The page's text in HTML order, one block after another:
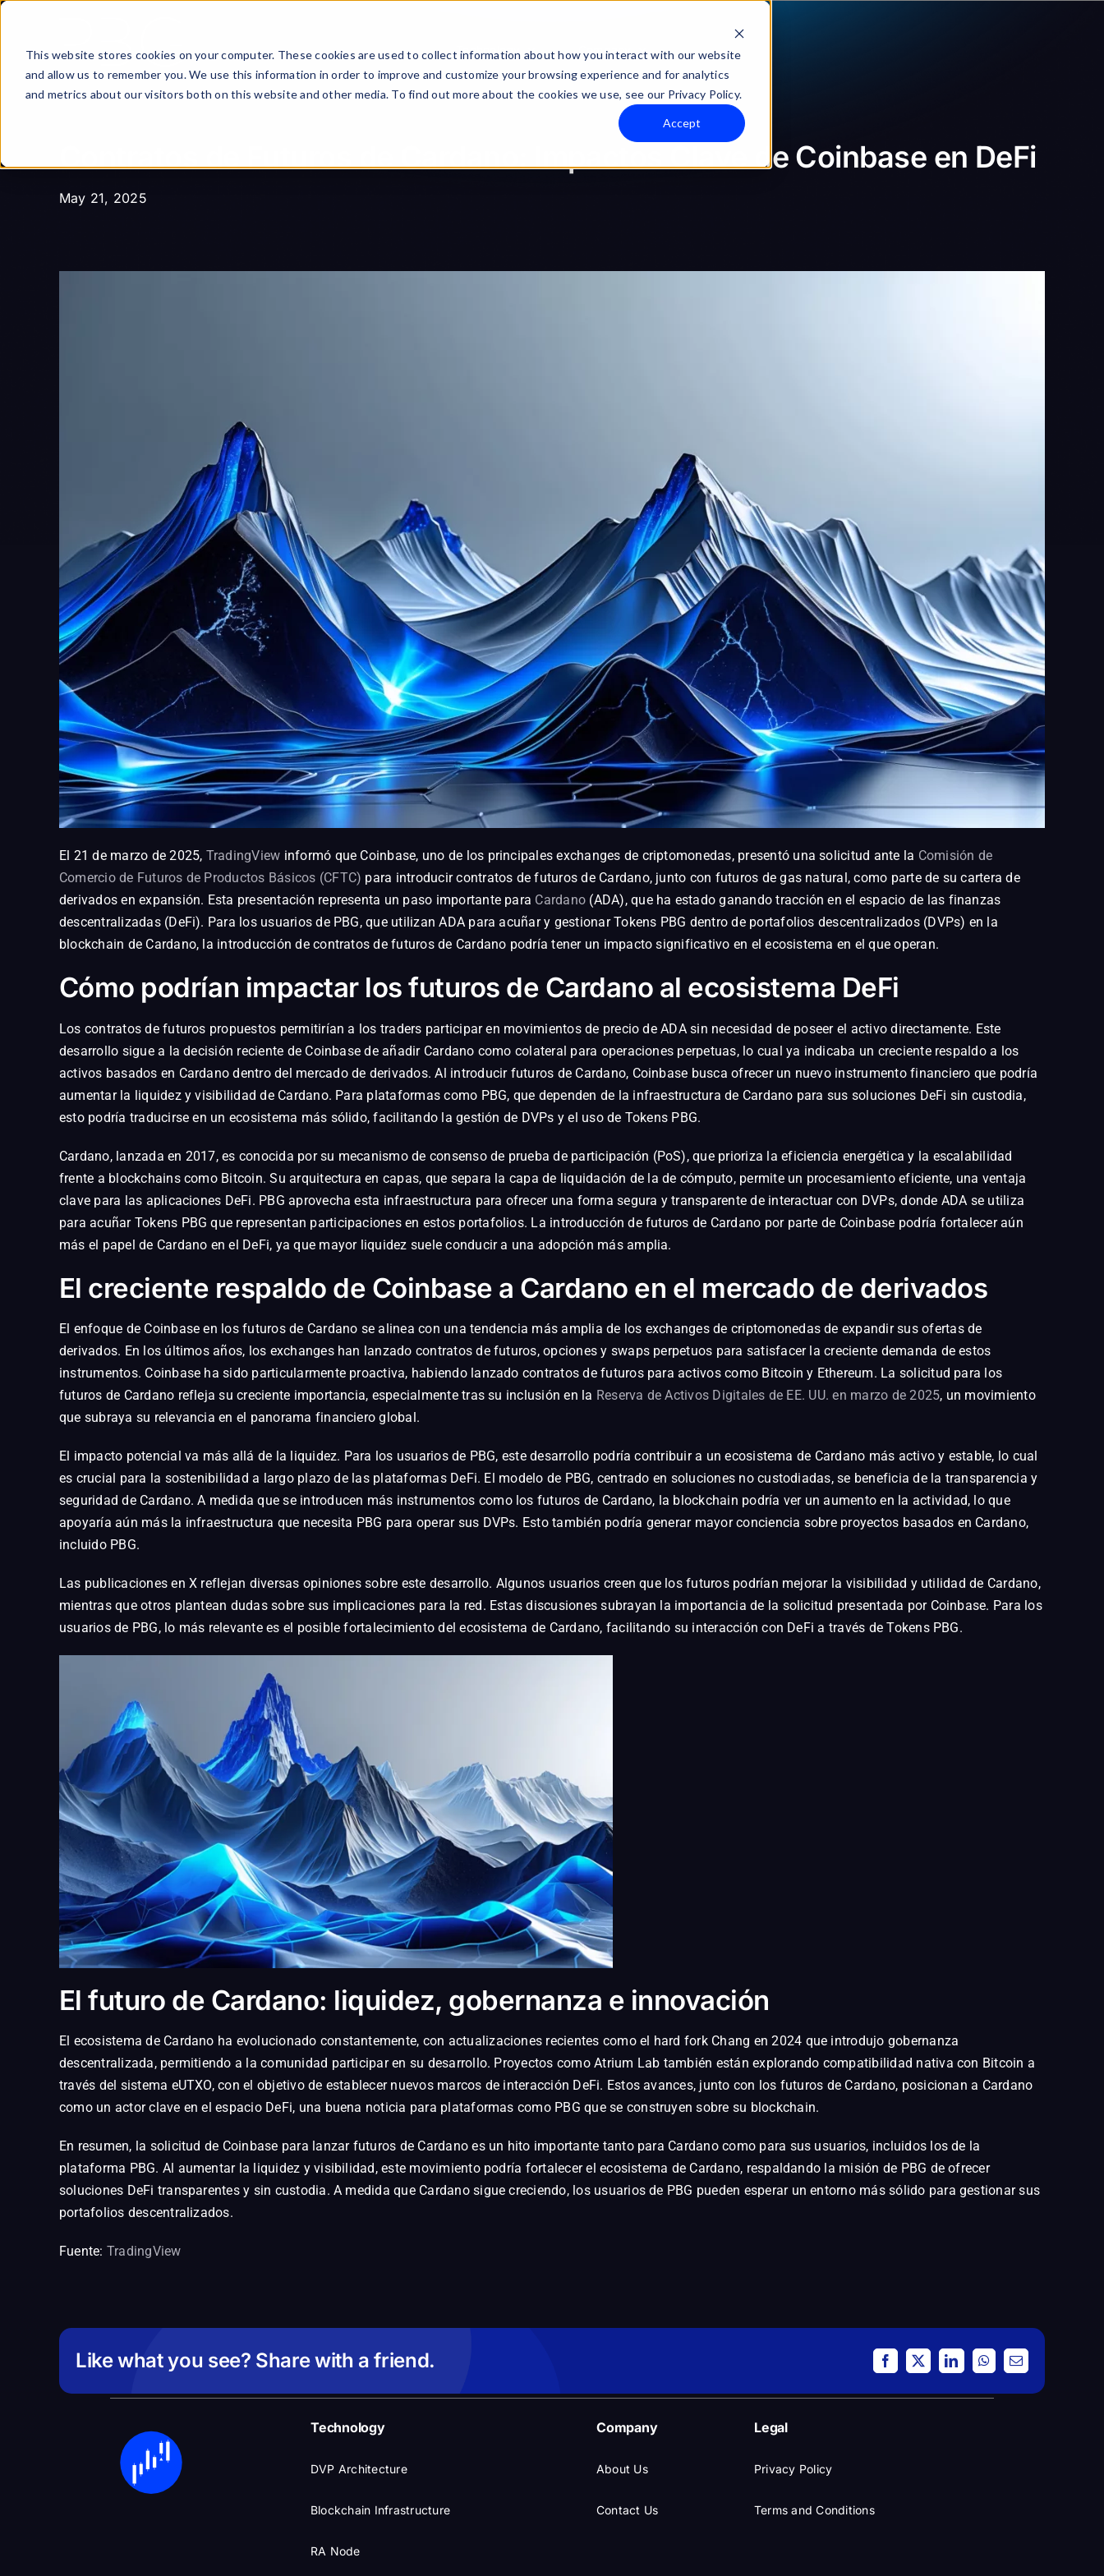
This website stores cookies on your computer. These cookies are used to collect information about how you interact with our website
and allow us to remember you. We use this information in order to improve and customize your browsing experience and for analytics
and metrics about our visitors both on this website and other media. To find out more about the cookies we use, see our Privacy Policy.
Accept
Skip
content
Technology Company
Contratos de Futuros de Cardano: Impactos Clave de Coinbase en DeFi
May 21, 2025
El 21 de marzo de 2025, TradingView informó que Coinbase, uno de los principales exchanges de criptomonedas, presentó una solicitud ante la Comisión de
Comercio de Futuros de Productos Básicos (CFTC) para introducir contratos de futuros de Cardano, junto con futuros de gas natural, como parte de su cartera de
derivados en expansión. Esta presentación representa un paso importante para Cardano (ADA), que ha estado ganando tracción en el espacio de las finanzas
descentralizadas (DeFi). Para los usuarios de PBG, que utilizan ADA para acuñar y gestionar Tokens PBG dentro de portafolios descentralizados (DVPs) en la
blockchain de Cardano, la introducción de contratos de futuros de Cardano podría tener un impacto significativo en el ecosistema en el que operan.
Cómo podrían impactar los futuros de Cardano al ecosistema DeFi
Los contratos de futuros propuestos permitirían a los traders participar en movimientos de precio de ADA sin necesidad de poseer el activo directamente. Este
desarrollo sigue a la decisión reciente de Coinbase de añadir Cardano como colateral para operaciones perpetuas, lo cual ya indicaba un creciente respaldo a los
activos basados en Cardano dentro del mercado de derivados. Al introducir futuros de Cardano, Coinbase busca ofrecer un nuevo instrumento financiero que podría
aumentar la liquidez y visibilidad de Cardano. Para plataformas como PBG, que dependen de la infraestructura de Cardano para sus soluciones DeFi sin custodia,
esto podría traducirse en un ecosistema más sólido, facilitando la gestión de DVPs y el uso de Tokens PBG.
Cardano, lanzada en 2017, es conocida por su mecanismo de consenso de prueba de participación (PoS), que prioriza la eficiencia energética y la escalabilidad
frente a blockchains como Bitcoin. Su arquitectura en capas, que separa la capa de liquidación de la de cómputo, permite un procesamiento eficiente, una ventaja
clave para las aplicaciones DeFi. PBG aprovecha esta infraestructura para ofrecer una forma segura y transparente de interactuar con DVPs, donde ADA se utiliza
para acuñar Tokens PBG que representan participaciones en estos portafolios. La introducción de futuros de Cardano por parte de Coinbase podría fortalecer aún
más el papel de Cardano en el DeFi, ya que mayor liquidez suele conducir a una adopción más amplia.
El creciente respaldo de Coinbase a Cardano en el mercado de derivados
El enfoque de Coinbase en los futuros de Cardano se alinea con una tendencia más amplia de los exchanges de criptomonedas de expandir sus ofertas de
derivados. En los últimos años, los exchanges han lanzado contratos de futuros, opciones y swaps perpetuos para satisfacer la creciente demanda de estos
instrumentos. Coinbase ha sido particularmente proactiva, habiendo lanzado contratos de futuros para activos como Bitcoin y Ethereum. La solicitud para los
futuros de Cardano refleja su creciente importancia, especialmente tras su inclusión en la Reserva de Activos Digitales de EE. UU. en marzo de 2025, un movimiento
que subraya su relevancia en el panorama financiero global.
El impacto potencial va más allá de la liquidez. Para los usuarios de PBG, este desarrollo podría contribuir a un ecosistema de Cardano más activo y estable, lo cual
es crucial para la sostenibilidad a largo plazo de las plataformas DeFi. El modelo de PBG, centrado en soluciones no custodiadas, se beneficia de la transparencia y
seguridad de Cardano. A medida que se introducen más instrumentos como los futuros de Cardano, la blockchain podría ver un aumento en la actividad, lo que
apoyaría aún más la infraestructura que necesita PBG para operar sus DVPs. Esto también podría generar mayor conciencia sobre proyectos basados en Cardano,
incluido PBG.
Las publicaciones en X reflejan diversas opiniones sobre este desarrollo. Algunos usuarios creen que los futuros podrían mejorar la visibilidad y utilidad de Cardano,
mientras que otros plantean dudas sobre sus implicaciones para la red. Estas discusiones subrayan la importancia de la solicitud presentada por Coinbase. Para los
usuarios de PBG, lo más relevante es el posible fortalecimiento del ecosistema de Cardano, facilitando su interacción con DeFi a través de Tokens PBG.
El futuro de Cardano: liquidez, gobernanza e innovación
El ecosistema de Cardano ha evolucionado constantemente, con actualizaciones recientes como el hard fork Chang en 2024 que introdujo gobernanza
descentralizada, permitiendo a la comunidad participar en su desarrollo. Proyectos como Atrium Lab también están explorando compatibilidad nativa con Bitcoin a
través del sistema eUTXO, con el objetivo de establecer nuevos marcos de interacción DeFi. Estos avances, junto con los futuros de Cardano, posicionan a Cardano
como un actor clave en el espacio DeFi, una buena noticia para plataformas como PBG que se construyen sobre su blockchain.
En resumen, la solicitud de Coinbase para lanzar futuros de Cardano es un hito importante tanto para Cardano como para sus usuarios, incluidos los de la
plataforma PBG. Al aumentar la liquidez y visibilidad, este movimiento podría fortalecer el ecosistema de Cardano, respaldando la misión de PBG de ofrecer
soluciones DeFi transparentes y sin custodia. A medida que Cardano sigue creciendo, los usuarios de PBG pueden esperar un entorno más sólido para gestionar sus
portafolios descentralizados.
Fuente: TradingView
Like what you see? Share with a friend. Facebook
X LinkedInWhatsApp
Email
Technology Company Legal
DVP Architecture About Us Privacy Policy
Blockchain Infrastructure Contact Us Terms and Conditions
RA Node